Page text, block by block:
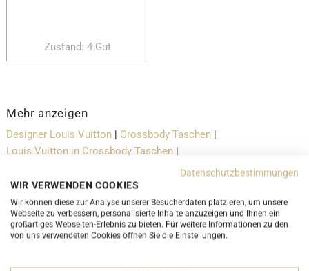
Zustand: 4 Gut
Mehr anzeigen
Designer Louis Vuitton Crossbody Taschen
Louis Vuitton in Crossbody Taschen
Crossbody Taschen in der Farbe Braun
Versand- und Lieferbedingungen
Datenschutzbestimmungen
WIR VERWENDEN COOKIES
Wir können diese zur Analyse unserer Besucherdaten platzieren, um unsere
Webseite zu verbessern, personalisierte Inhalte anzuzeigen und Ihnen ein
großartiges Webseiten-Erlebnis zu bieten. Für weitere Informationen zu den
von uns verwendeten Cookies öffnen Sie die Einstellungen.